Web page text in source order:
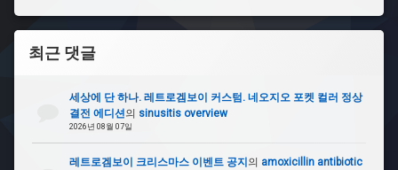
최근 댓글
세상에 단 하나. 레트로겜보이 커스텀. 네오지오 포켓 컬러 정상
결전 에디션의 sinusitis overview
2026년 08월 07일
레트로겜보이 크리스마스 이벤트 공지 의 amoxicillin antibiotic